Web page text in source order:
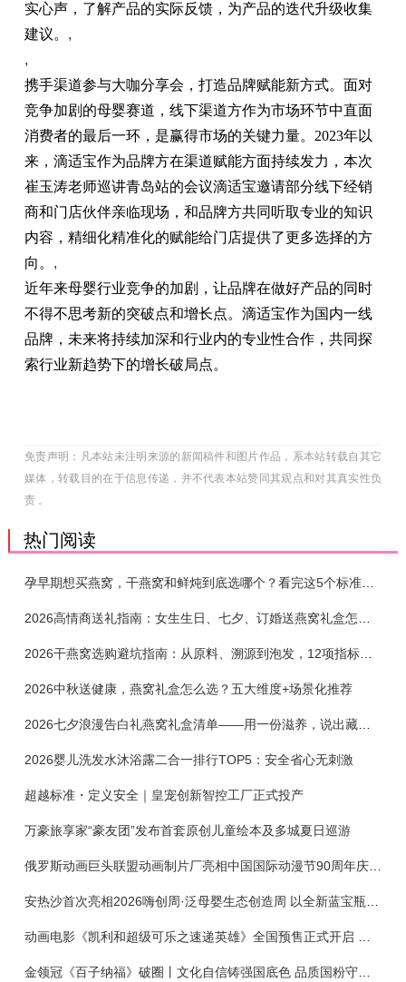
实心声，了解产品的实际反馈，为产品的迭代升级收集
建议。 ,
,
携手渠道参与大咖分享会，打造品牌赋能新方式。面对
竞争加剧的母婴赛道，线下渠道方作为市场环节中直面
消费者的最后一环，是赢得市场的关键力量。2023年以
来，滴适宝作为品牌方在渠道赋能方面持续发力，本次
崔玉涛老师巡讲青岛站的会议滴适宝邀请部分线下经销
商和门店伙伴亲临现场，和品牌方共同听取专业的知识
内容，精细化精准化的赋能给门店提供了更多选择的方
向。 ,
近年来母婴行业竞争的加剧，让品牌在做好产品的同时
不得不思考新的突破点和增长点。滴适宝作为国内一线
品牌，未来将持续加深和行业内的专业性合作，共同探
索行业新趋势下的增长破局点。
免责声明：凡本站未注明来源的新闻稿件和图片作品，系本站转载自其它
媒体，转载目的在于信息传递，并不代表本站赞同其观点和对其真实性负
责 。
热门阅读
孕早期想买燕窝，干燕窝和鲜炖到底选哪个？看完这5个标准再下单
2026干燕窝选购避坑指南：从原料、溯源到泡发，12项指标判断靠谱燕窝
2026中秋送健康，燕窝礼盒怎么选？五大维度+场景化推荐
2026七夕浪漫告白礼燕窝礼盒清单——用一份滋养，说出藏在心底的爱
2026婴儿洗发水沐浴露二合一排行TOP5：安全省心无刺激
超越标准・定义安全｜皇宠创新智控工厂正式投产
万豪旅享家“豪友团”发布首套原创儿童绘本及多城夏日巡游
俄罗斯动画巨头联盟动画制片厂亮相中国国际动漫节90周年庆开启中国之旅新篇章
金领冠《百子纳福》破圈丨文化自信铸强国底色 品质国粉守护新生